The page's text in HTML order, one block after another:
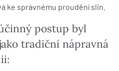
ke správnému proudění slin.
postup byl
tradiční nápravná